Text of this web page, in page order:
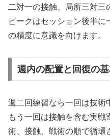
二対一の接触、局所三対
ピークはセッション後半
の精度に意識を向けます。
週内の配置と回復の
週二回練習なら一回は技術
もう一回は接触を含む実
術、接触、戦術の順で循環